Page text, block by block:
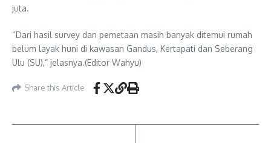
juta.
“Dari hasil survey dan pemetaan masih banyak ditemui rumah
belum layak huni di kawasan Gandus, Kertapati dan Seberang
Ulu (SU),” jelasnya.(Editor Wahyu)
Share this Article